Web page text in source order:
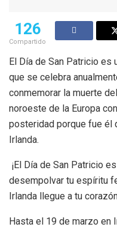
126
Compartido
El Día de San Patricio
que se celebra
conmemorar la muerte
noroeste de la Europa
posteridad porque fue él
Irlanda.
¡El Día de San Patricio
desempolvar tu espíritu
Irlanda llegue a tu
Hasta el 19 de marzo en